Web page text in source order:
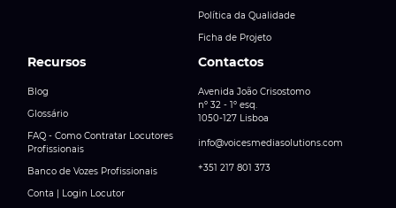
Política da Qualidade
Ficha de Projeto
Recursos
Blog
Glossário
FAQ - Como Contratar Locutores
Profissionais
Banco de Vozes Profissionais
Conta | Login Locutor
Contactos
Avenida João Crisostomo
nº 32 - 1º esq.
1050-127 Lisboa
info@voicesmediasolutions.com
+351 217 801 373